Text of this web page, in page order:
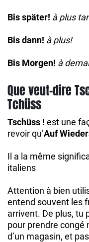
Bis später! à plus
Bis dann! à plus!
Bis Morgen! à
Que veut-dire
Tchüss
Tschüss ! est une
revoir qu’Auf
Il a la même
italiens
Attention à bien
entend souvent les
arrivent. De plus, tu
pour prendre congé
d’un magasin, et